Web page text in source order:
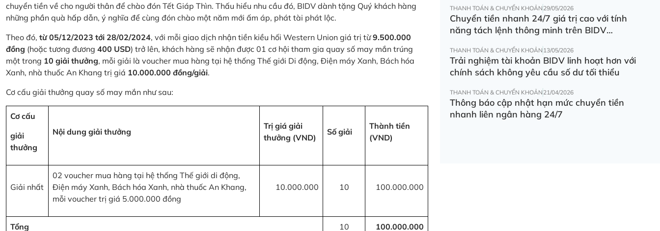
chuyển tiền về cho người thân để chào đón Tết Giáp Thìn. Thấu hiểu nhu cầu đó, BIDV dành tặng Quý khách hàng
những phần quà hấp dẫn, ý nghĩa để cùng đón chào một năm mới ấm áp, phát tài phát lộc.
Theo đó, từ 05/12/2023 tới 28/02/2024, với mỗi giao dịch nhận tiền kiều hối Western Union giá trị từ9.500.000
đồng (hoặc tương đương 400 USD) trở lên, khách hàng sẽ nhận được 01 cơ hội tham gia quay số may mắn trúng
một trong 10 giải thưởng, mỗi giải là voucher mua hàng tại hệ thống Thế giới Di động, Điện máy Xanh, Bách hóa
Xanh, nhà thuốc An Khang trị giá 10.000.000 đồng/giải.
Cơ cấu giải thưởng quay số may mắn như sau:
Cơ cấu
giải
thưởng
Nội dung giải thưởng
Trị giá giải
thưởng (VND)
Số giải
Thành tiền
(VND)
Giải nhất
02 voucher mua hàng tại hệ thống Thế giới di động,
Điện máy Xanh, Bách hóa Xanh, nhà thuốc An Khang,
mỗi voucher trị giá 5.000.000 đồng
10.000.000 10 100.000.000
Tổng 10 100.000.000
THANH TOÁN & CHUYỂN KHOẢN 29/05/2026
Chuyển tiền nhanh 24/7 giá trị cao với tính
năng tách lệnh thông minh trên BIDV
THANH TOÁN & CHUYỂN KHOẢN 13/05/2026
Trải nghiệm tài khoản BIDV linh hoạt hơn với
chính sách không yêu cầu số dư tối thiểu
THANH TOÁN & CHUYỂN KHOẢN 21/04/2026
Thông báo cập nhật hạn mức chuyển tiền
nhanh liên ngân hàng 24/7